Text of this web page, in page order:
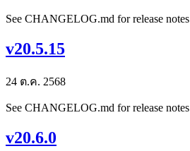
See CHANGELOG.md for release notes
v20.5.15
24 ต.ค. 2568
See CHANGELOG.md for release notes
v20.6.0